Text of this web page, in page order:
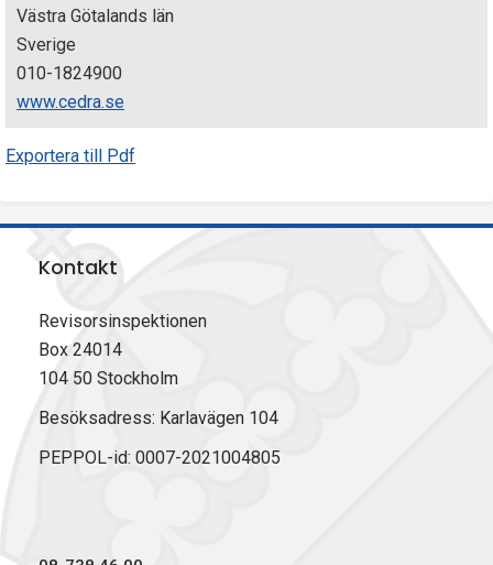
Västra Götalands län
Sverige
010-1824900
www.cedra.se
Exportera till Pdf
Kontakt
Revisorsinspektionen
Box 24014
104 50 Stockholm
Besöksadress: Karlavägen 104
PEPPOL-id: 0007-2021004805